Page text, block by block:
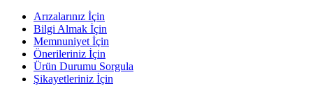
Arızalarınız İçin
Bilgi Almak İçin
Memnuniyet İçin
Önerileriniz İçin
Ürün Durumu Sorgula
Şikayetleriniz İçin